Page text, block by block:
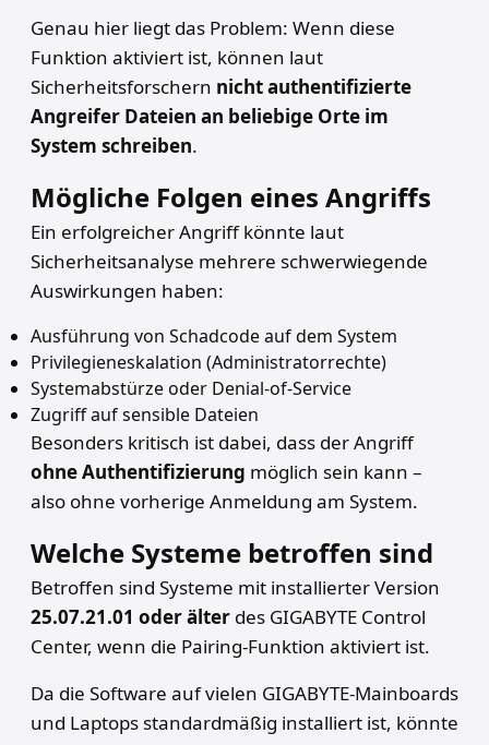
Genau hier liegt das Problem: Wenn diese
Funktion aktiviert ist, können laut
Sicherheitsforschern nicht authentifizierte
Angreifer Dateien an beliebige Orte im
System schreiben.
Mögliche Folgen eines Angriffs
Ein erfolgreicher Angriff könnte laut
Sicherheitsanalyse mehrere schwerwiegende
Auswirkungen haben:
Ausführung von Schadcode auf dem System
Privilegieneskalation (Administratorrechte)
Systemabstürze oder Denial-of-Service
Zugriff auf sensible Dateien
Besonders kritisch ist dabei, dass der Angriff
ohne Authentifizierung möglich sein kann –
also ohne vorherige Anmeldung am System.
Welche Systeme betroffen sind
Betroffen sind Systeme mit installierter Version
25.07.21.01 oder älter des GIGABYTE Control
Center, wenn die Pairing-Funktion aktiviert ist.
Da die Software auf vielen GIGABYTE-Mainboards
und Laptops standardmäßig installiert ist, könnte